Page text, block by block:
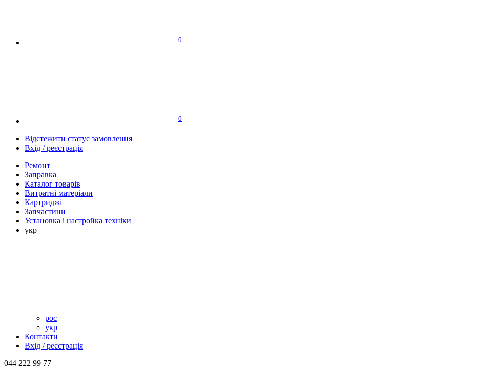
0
0
Відстежити статус замовлення
Вхід / реєстрація
Ремонт
Заправка
Каталог товарів
Витратні матеріали
Картриджі
Запчастини
Установка і настройка техніки
укр
рос
укр
Контакти
Вхід / реєстрація
044 222 99 77